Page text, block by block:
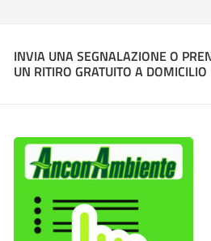
INVIA UNA SEGNALAZIONE O
UN RITIRO GRATUITO A DOMICILIO